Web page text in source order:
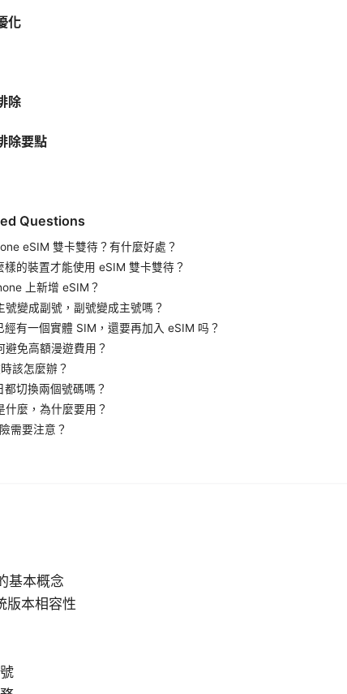
化
除
除要點
Questions
eSIM 雙卡雙待？有什麼好處？
樣的裝置才能使用 eSIM 雙卡雙待？
上新增 eSIM？
號變成副號，副號變成主號嗎？
經有一個實體 SIM，還要再加入 eSIM 吗？
避免高額漫遊費用？
該怎麼辦？
切換兩個號碼嗎？
什麼，為什麼要用？
需要注意？
基本概念
版本相容性